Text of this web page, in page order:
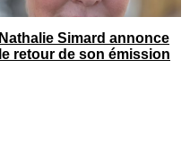
Nathalie Simard annonce
le retour de son émission